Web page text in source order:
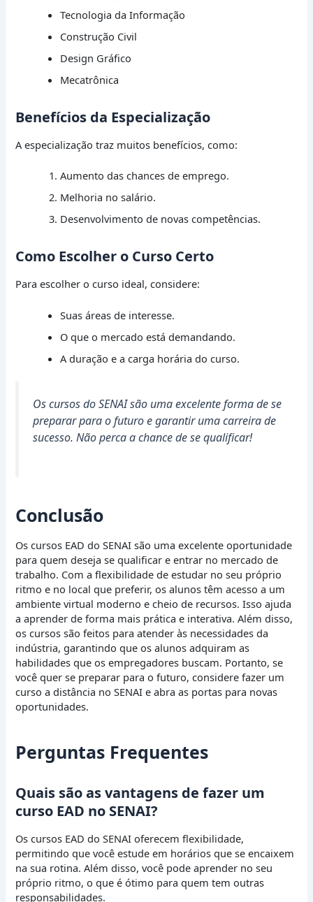
Tecnologia da Informação
Construção Civil
Design Gráfico
Mecatrônica
Benefícios da Especialização
A especialização traz muitos benefícios, como:
Aumento das chances de emprego.
Melhoria no salário.
Desenvolvimento de novas competências.
Como Escolher o Curso Certo
Para escolher o curso ideal, considere:
Suas áreas de interesse.
O que o mercado está demandando.
A duração e a carga horária do curso.
Os cursos do SENAI são uma excelente forma de se
preparar para o futuro e garantir uma carreira de
sucesso. Não perca a chance de se qualificar!
Conclusão
Os cursos EAD do SENAI são uma excelente oportunidade
para quem deseja se qualificar e entrar no mercado de
trabalho. Com a flexibilidade de estudar no seu próprio
ritmo e no local que preferir, os alunos têm acesso a um
ambiente virtual moderno e cheio de recursos. Isso ajuda
a aprender de forma mais prática e interativa. Além disso,
os cursos são feitos para atender às necessidades da
indústria, garantindo que os alunos adquiram as
habilidades que os empregadores buscam. Portanto, se
você quer se preparar para o futuro, considere fazer um
curso a distância no SENAI e abra as portas para novas
oportunidades.
Perguntas Frequentes
Quais são as vantagens de fazer um
curso EAD no SENAI?
Os cursos EAD do SENAI oferecem flexibilidade,
permitindo que você estude em horários que se encaixem
na sua rotina. Além disso, você pode aprender no seu
próprio ritmo, o que é ótimo para quem tem outras
responsabilidades.